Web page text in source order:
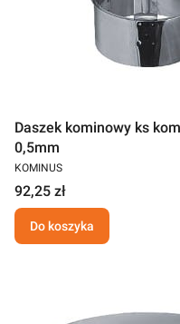
Daszek kominowy ks
0,5mm
KOMINUS
92,25 zł
Do koszyka